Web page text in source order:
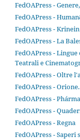
FedOAPress -
FedOAPress -
FedOAPress - Krinein
FedOAPress - La
FedOAPress -
Teatrali e
FedOAPress - Oltre
FedOAPress -
FedOAPress -
FedOAPress -
FedOAPress - Regna
FedOAPress -